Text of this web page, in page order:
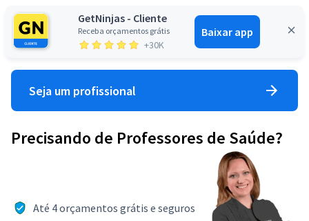
GetNinjas - Cliente
Receba orçamentos grátis
+30K
Baixar app
Entrar
Seja um profissional
Precisando de Professores de Saúde?
Até 4 orçamentos grátis e seguros